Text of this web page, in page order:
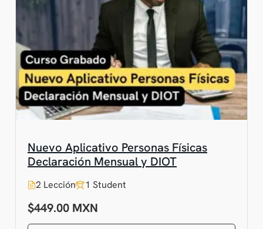
Nuevo Aplicativo Personas Físicas
Declaración Mensual y DIOT
2 Lección 1 Student
$449.00